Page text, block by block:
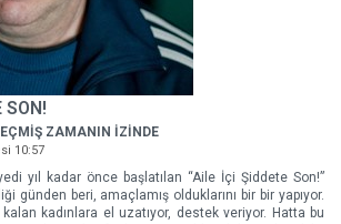
SON!
ZAMANIN İZİNDE
10:57
yıl kadar önce başlatılan “Aile İçi Şiddete Son!”
günden beri, amaçlamış olduklarını bir bir yapıyor.
kadınlara el uzatıyor, destek veriyor. Hatta bu